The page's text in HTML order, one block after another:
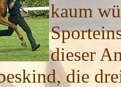
kaum
dieser
die